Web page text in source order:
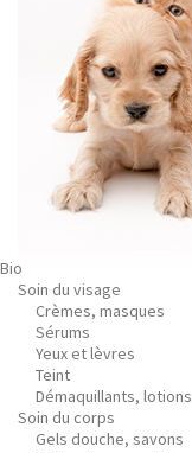
Bio
Soin du visage
Crèmes, masques
Sérums
Yeux et lèvres
Teint
Démaquillants, lotions
Soin du corps
Gels douche, savons